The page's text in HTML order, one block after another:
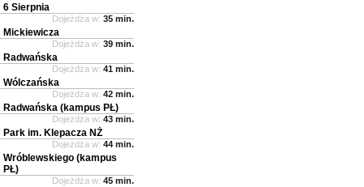
6 Sierpnia
Dojeżdża w: 35 min.
Mickiewicza
Dojeżdża w: 39 min.
Radwańska
Dojeżdża w: 41 min.
Wólczańska
Dojeżdża w: 42 min.
Radwańska (kampus PŁ)
Dojeżdża w: 43 min.
Park im. Klepacza NŻ
Dojeżdża w: 44 min.
Wróblewskiego (kampus
PŁ)
Dojeżdża w: 45 min.